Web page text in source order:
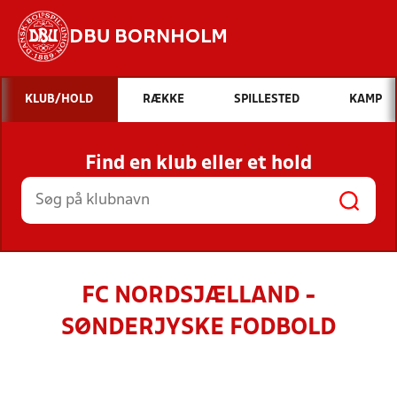
DBU BORNHOLM
Hvad vil du søge efter?
INDHOLD OG NYHEDER
STILLINGER, RESULTATER, KLUBBER OG
HOLD
KLUB/HOLD RÆKKE SPILLESTED KAMP
Find en klub eller et hold
FC NORDSJÆLLAND -
SØNDERJYSKE FODBOLD